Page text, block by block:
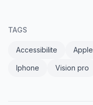
TAGS
Accessibilite Apple
Iphone Vision pro